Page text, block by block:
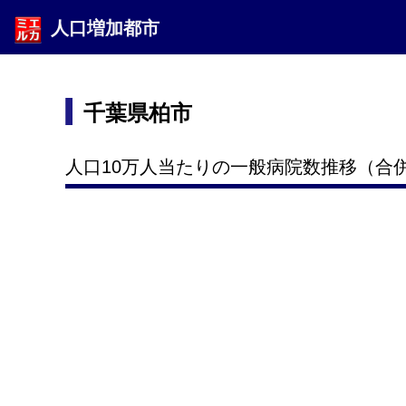
人口増加都市
千葉県柏市
人口10万人当たりの一般病院数推移（合